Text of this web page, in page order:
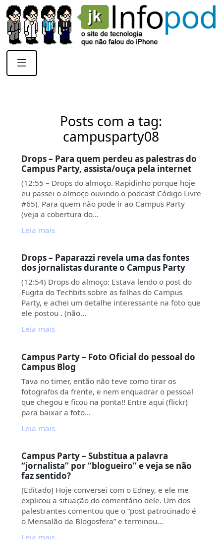
Posts com a tag:
campusparty08
Drops – Para quem perdeu as palestras do
Campus Party, assista/ouça pela internet
(12:55 – Drops do almoço. Rapidinho porque hoje
eu passei o almoço ouvindo o podcast Código Livre
#65). Para quem não pode ir ao Campus Party
(veja a cobertura do…
Leia mais
Drops – Paparazzi revela uma das fontes
dos jornalistas durante o Campus Party
(12:54) Drops do almoço: Estava lendo o post do
Fugita do Techbits sobre as falhas do Campus
Party, e achei um detalhe interessante na foto que
ele postou . (não…
Leia mais
Campus Party – Foto Oficial do pessoal do
Campus Blog
Tava no timer, então não teve como tirar os
fotografos da frente, e nem enquadrar o pessoal
que chegou e ficou na ponta!! Entre aqui (flickr)
para baixar a foto…
Leia mais
Campus Party – Substitua a palavra
“jornalista” por “blogueiro” e veja se não
faz sentido?
[Editado] Hoje conversei com o Edney, e ele me
explicou a situação do comentário dele. Um dos
palestrantes comentou que o “post patrocinado é
o Mensalão da Blogosfera” e terminou…